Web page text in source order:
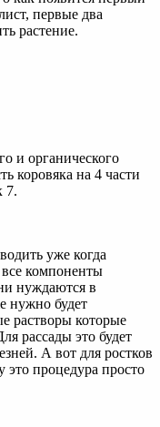
первые два
растение.
и органического
коровяка на 4 части
7.
уже когда
компоненты
нуждаются в
нужно будет
растворы которые
рассады это будет
А вот для ростков
это процедура просто